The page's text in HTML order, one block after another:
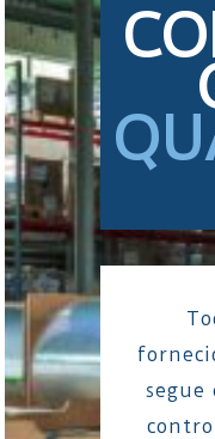
segue